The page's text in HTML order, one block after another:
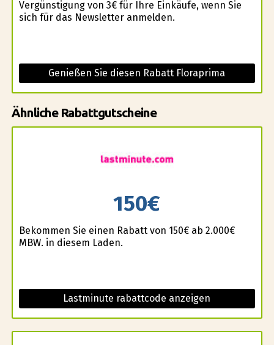
Vergünstigung von 3€ für Ihre Einkäufe, wenn Sie
sich für das Newsletter anmelden.
Genießen Sie diesen Rabatt Floraprima
Ähnliche Rabattgutscheine
150€
Bekommen Sie einen Rabatt von 150€ ab 2.000€
MBW. in diesem Laden.
Lastminute rabattcode anzeigen